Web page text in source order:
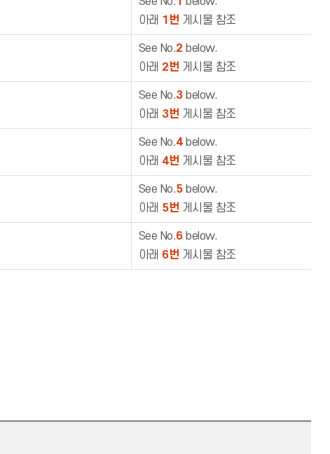
아래 1번 게시물 참조
See No.2 below.
아래 2번 게시물 참조
See No.3below.
아래 3번 게시물 참조
See No.4below.
아래 4번 게시물 참조
See No.5below.
아래 5번 게시물 참조
See No.6below.
아래 6번 게시물 참조